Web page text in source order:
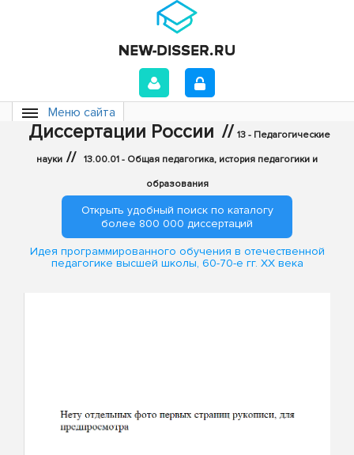
Меню сайта
Диссертации России // 13 - Педагогические
науки // 13.00.01 - Общая педагогика, история педагогики и
образования
Открыть удобный поиск по каталогу
более 800 000 диссертаций
Идея программированного обучения в отечественной
педагогике высшей школы, 60-70-е гг. XX века